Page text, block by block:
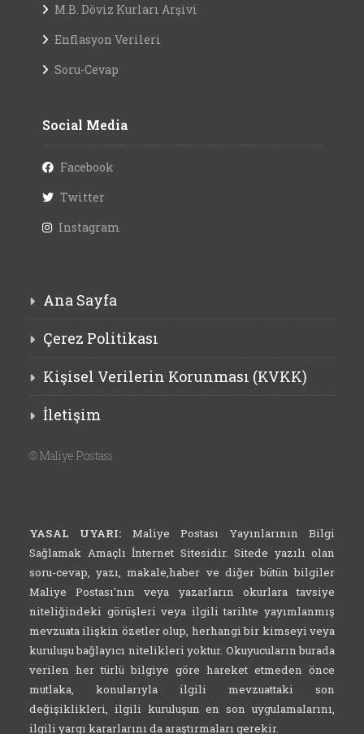
M.B. Döviz Kurları Arşivi
Enflasyon Verileri
Soru-Cevap
Social Media
Facebook
Twitter
Instagram
Ana Sayfa
Çerez Politikası
Kişisel Verilerin Korunması (KVKK)
İletişim
©Maliye Postası
YASAL UYARI: Maliye Postası Yayınlarının Bilgi
Sağlamak Amaçlı İnternet Sitesidir. Sitede yazılı olan
soru-cevap, yazı, makale,haber ve diğer bütün bilgiler
Maliye Postası'nın veya yazarların okurlara tavsiye
niteliğindeki görüşleri veya ilgili tarihte yayımlanmış
mevzuata ilişkin özetler olup, herhangi bir kimseyi veya
kuruluşu bağlayıcı nitelikleri yoktur. Okuyucuların burada
verilen her türlü bilgiye göre hareket etmeden önce
mutlaka, konularıyla ilgili mevzuattaki son
değişiklikleri, ilgili kuruluşun en son uygulamalarını,
ilgili yargı kararlarını da araştırmaları gerekir.